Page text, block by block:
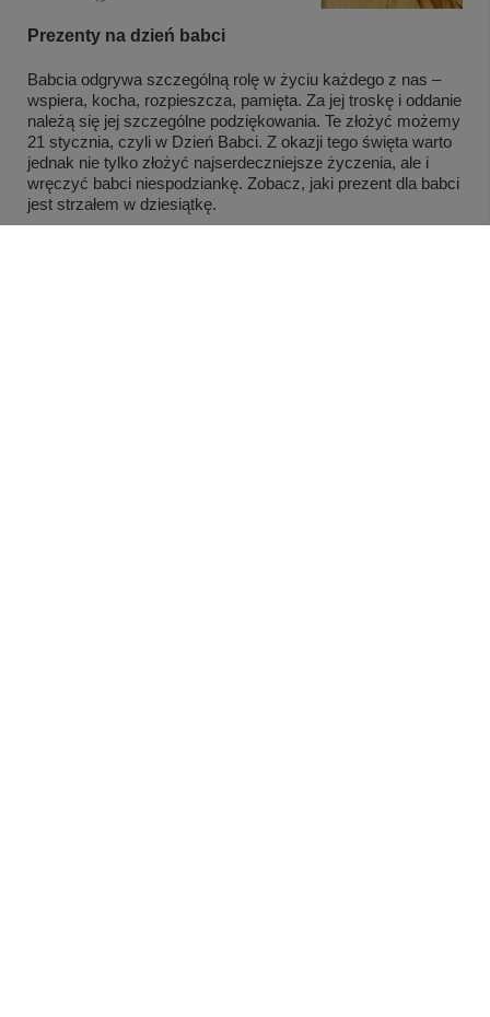
Prezenty na dzień babci
Babcia odgrywa szczególną rolę w życiu każdego z nas –
wspiera, kocha, rozpieszcza, pamięta. Za jej troskę i oddanie
należą się jej szczególne podziękowania. Te złożyć możemy
21 stycznia, czyli w Dzień Babci. Z okazji tego święta warto
jednak nie tylko złożyć najserdeczniejsze życzenia, ale i
wręczyć babci niespodziankę. Zobacz, jaki prezent dla babci
jest strzałem w dziesiątkę.